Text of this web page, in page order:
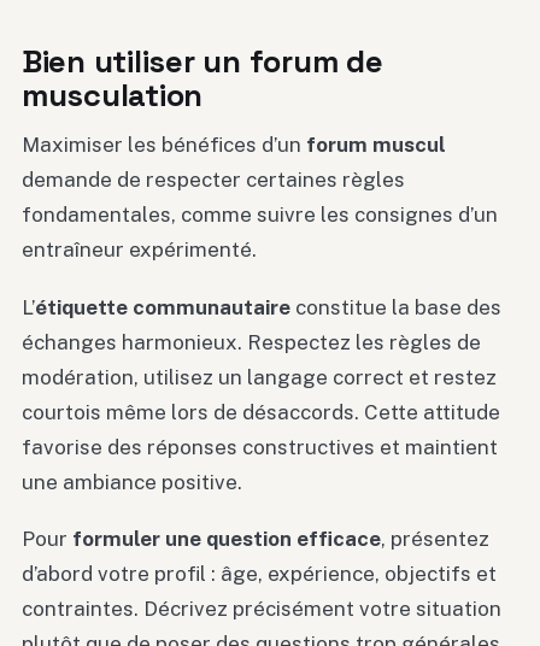
Bien utiliser un forum de
musculation
Maximiser les bénéfices d’un forum muscul
demande de respecter certaines règles
fondamentales, comme suivre les consignes d’un
entraîneur expérimenté.
L’étiquette communautaire constitue la base des
échanges harmonieux. Respectez les règles de
modération, utilisez un langage correct et restez
courtois même lors de désaccords. Cette attitude
favorise des réponses constructives et maintient
une ambiance positive.
Pour formuler une question efficace, présentez
d’abord votre profil : âge, expérience, objectifs et
contraintes. Décrivez précisément votre situation